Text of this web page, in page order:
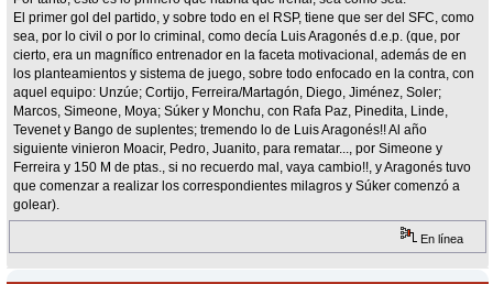
El primer gol del partido, y sobre todo en el RSP, tiene que ser del SFC, como
sea, por lo civil o por lo criminal, como decía Luis Aragonés d.e.p. (que, por
cierto, era un magnífico entrenador en la faceta motivacional, además de en
los planteamientos y sistema de juego, sobre todo enfocado en la contra, con
aquel equipo: Unzúe; Cortijo, Ferreira/Martagón, Diego, Jiménez, Soler;
Marcos, Simeone, Moya; Súker y Monchu, con Rafa Paz, Pinedita, Linde,
Tevenet y Bango de suplentes; tremendo lo de Luis Aragonés!! Al año
siguiente vinieron Moacir, Pedro, Juanito, para rematar..., por Simeone y
Ferreira y 150 M de ptas., si no recuerdo mal, vaya cambio!!, y Aragonés tuvo
que comenzar a realizar los correspondientes milagros y Súker comenzó a
golear).
En línea